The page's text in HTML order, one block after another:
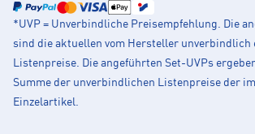
*UVP = Unverbindliche Preisempfehlung. Die
sind die aktuellen vom Hersteller unverbindlich
Listenpreise. Die angeführten Set-UVPs
Summe der unverbindlichen Listenpreise der
Einzelartikel.